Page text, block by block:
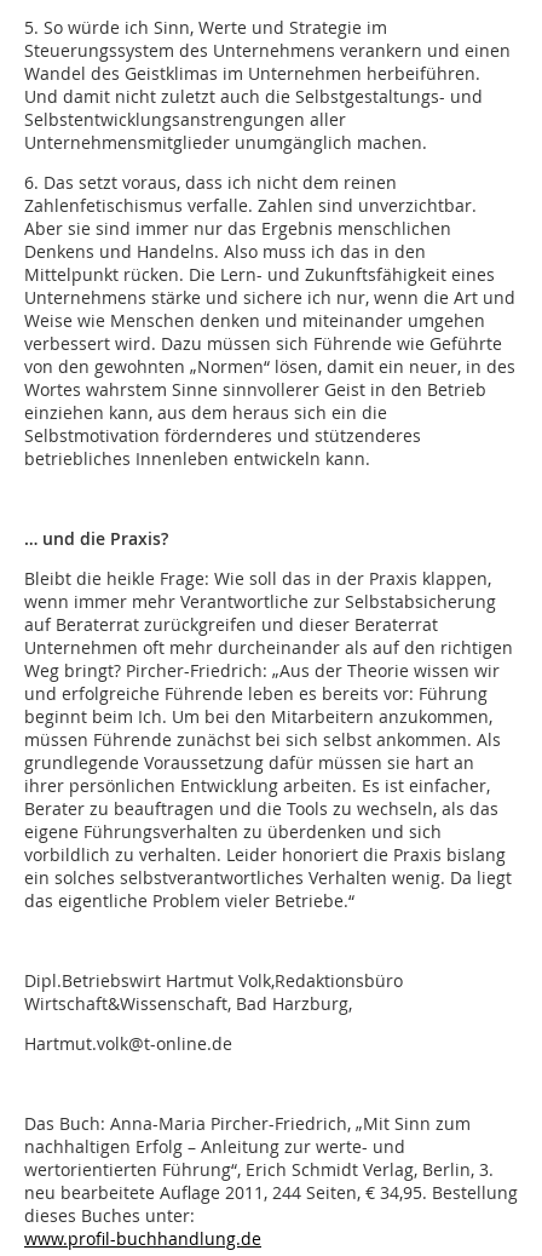
5. So würde ich Sinn, Werte und Strategie im
Steuerungssystem des Unternehmens verankern und einen
Wandel des Geistklimas im Unternehmen herbeiführen.
Und damit nicht zuletzt auch die Selbstgestaltungs- und
Selbstentwicklungsanstrengungen aller
Unternehmensmitglieder unumgänglich machen.
6. Das setzt voraus, dass ich nicht dem reinen
Zahlenfetischismus verfalle. Zahlen sind unverzichtbar.
Aber sie sind immer nur das Ergebnis menschlichen
Denkens und Handelns. Also muss ich das in den
Mittelpunkt rücken. Die Lern- und Zukunftsfähigkeit eines
Unternehmens stärke und sichere ich nur, wenn die Art und
Weise wie Menschen denken und miteinander umgehen
verbessert wird. Dazu müssen sich Führende wie Geführte
von den gewohnten „Normen“ lösen, damit ein neuer, in des
Wortes wahrstem Sinne sinnvollerer Geist in den Betrieb
einziehen kann, aus dem heraus sich ein die
Selbstmotivation fördernderes und stützenderes
betriebliches Innenleben entwickeln kann.
… und die Praxis?
Bleibt die heikle Frage: Wie soll das in der Praxis klappen,
wenn immer mehr Verantwortliche zur Selbstabsicherung
auf Beraterrat zurückgreifen und dieser Beraterrat
Unternehmen oft mehr durcheinander als auf den richtigen
Weg bringt? Pircher-Friedrich: „Aus der Theorie wissen wir
und erfolgreiche Führende leben es bereits vor: Führung
beginnt beim Ich. Um bei den Mitarbeitern anzukommen,
müssen Führende zunächst bei sich selbst ankommen. Als
grundlegende Voraussetzung dafür müssen sie hart an
ihrer persönlichen Entwicklung arbeiten. Es ist einfacher,
Berater zu beauftragen und die Tools zu wechseln, als das
eigene Führungsverhalten zu überdenken und sich
vorbildlich zu verhalten. Leider honoriert die Praxis bislang
ein solches selbstverantwortliches Verhalten wenig. Da liegt
das eigentliche Problem vieler Betriebe.“
Dipl.Betriebswirt Hartmut Volk,Redaktionsbüro
Wirtschaft&Wissenschaft, Bad Harzburg,
Hartmut.volk@t-online.de
Das Buch: Anna-Maria Pircher-Friedrich, „Mit Sinn zum
nachhaltigen Erfolg – Anleitung zur werte- und
wertorientierten Führung“, Erich Schmidt Verlag, Berlin, 3.
neu bearbeitete Auflage 2011, 244 Seiten, € 34,95. Bestellung
dieses Buches unter:
www.profil-buchhandlung.de